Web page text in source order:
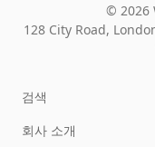
© 2026
128 City Road,
검색
회사 소개